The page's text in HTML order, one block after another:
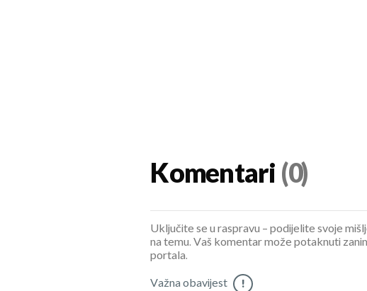
Komentari (0)
Uključite se u raspravu – podijelite svoje
na temu. Vaš komentar može potaknuti
portala.
Važna obavijest !